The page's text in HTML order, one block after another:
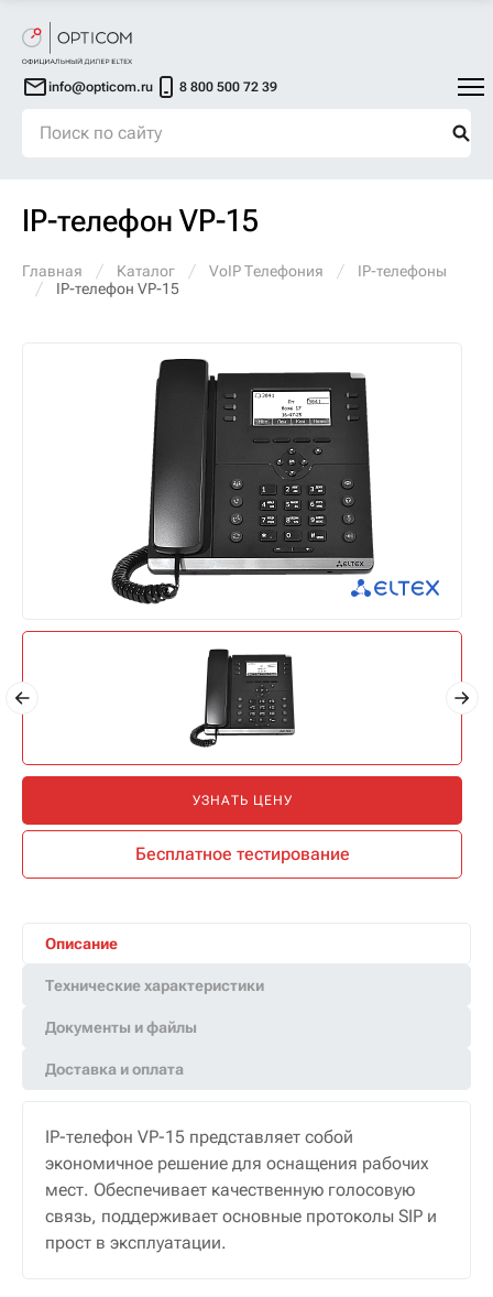
info@opticom.ru 8 800 500 72 39
IP-телефон VP-15
Главная Каталог VoIP Телефония
IP-телефоны
IP-телефон VP-15
УЗНАТЬ ЦЕНУ
Бесплатное тестирование
Описание
Технические характеристики
Документы и файлы
Доставка и оплата
IP-телефон VP-15 представляет собой
экономичное решение для оснащения рабочих
мест. Обеспечивает качественную голосовую
связь, поддерживает основные протоколы SIP и
прост в эксплуатации.